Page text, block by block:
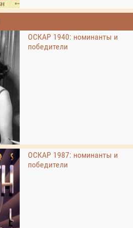
ОСКАР 1940: номинанты и
победители
ОСКАР 1987: номинанты и
победители